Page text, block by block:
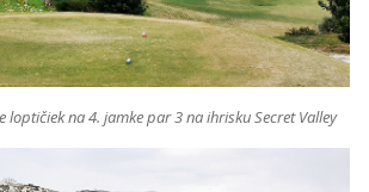
loptičiek na 4. jamke par 3 na ihrisku Secret Valley